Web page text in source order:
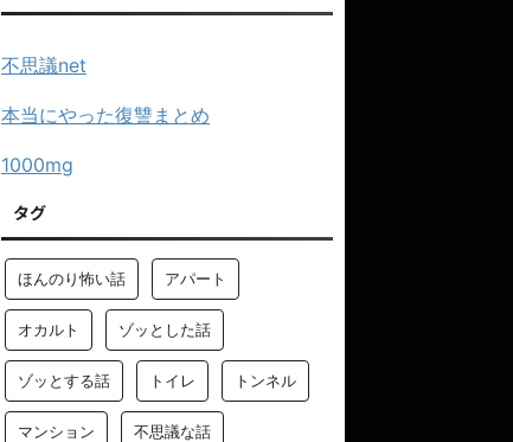
不思議net
本当にやった復讐まとめ
1000mg
タグ
ほんのり怖い話 アパート
オカルト ゾッとした話
ゾッとする話 トイレ トンネル
マンション 不思議な話